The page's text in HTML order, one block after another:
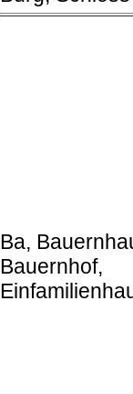
Ba,
Bauernhof,